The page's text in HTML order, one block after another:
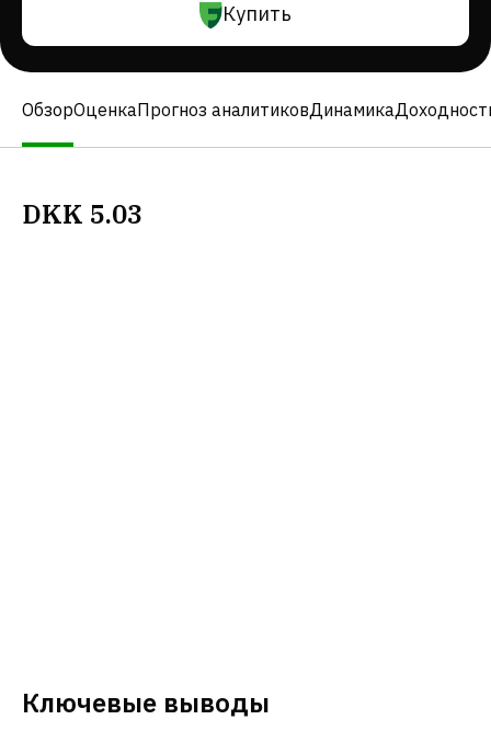
Купить
ОбзорОценкаПрогноз аналитиковДинамика
DKK 5.03
Ключевые выводы